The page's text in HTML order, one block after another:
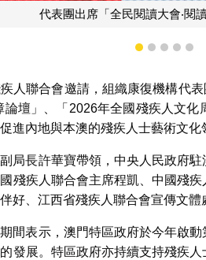
與中國殘
1 2 3 4 5
人聯合會邀請，組織康復機構代
論壇」、「2026年全國殘疾人文
進內地與本澳的殘疾人士藝術文化
局長許華寶帶領，中央人民政府
殘疾人聯合會主席程凱、中國殘
好、江西省殘疾人聯合會宣傳文體
間表示，澳門特區政府於今年啟
發展。特區政府亦持續支持殘疾